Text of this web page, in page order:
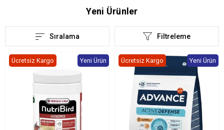
Yeni Ürünler
Filtreleme
Sıralama
Ücretsiz Kargo Yeni Ürün Ücretsiz Kargo Yeni Ürün